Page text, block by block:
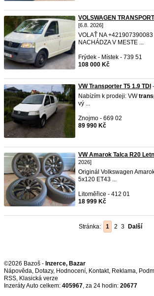
VOLSWAGEN
[6.8. 2026]
VOLAŤ NA +421907390083
NACHÁDZA V MESTE ...
Frýdek - Místek - 739 51
108 000 Kč
VW Transporter T5 1.9 TDI -
Nabízím k prodeji: VW
vý ...
Znojmo - 669 02
89 990 Kč
VW Amarok Talca R20
2026]
Originál Volkswagen
5x120 ET43 ...
Litoměřice - 412 01
18 999 Kč
Stránka: 1 2 3 Další
©2026 Bazoš - Inzerce, Bazar
Nápověda, Dotazy, Hodnocení, Kontakt, Reklama,
RSS,
Inzeráty Auto celkem: 405967, za 24 hodin: 20677